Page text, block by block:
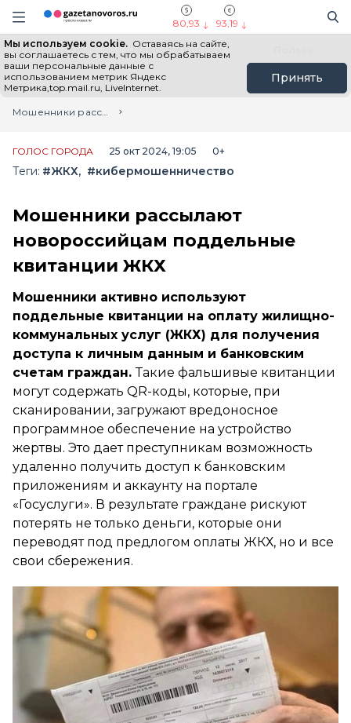
Информационный портал "ГазетаНоворос.ру"
Навигация сайта
80,93 93,19
Мы используем cookie. Оставаясь на сайте,
вы соглашаетесь с тем, что мы обрабатываем
ваши персональные данные с
использованием метрик Яндекс
Метрика,top.mail.ru, LiveInternet.
Принять
Все новости Новости России
Главная
Лента новостей
Мошенники рассылают новороссийцам поддельные квитанции ЖКХ
ГОЛОС ГОРОДА 25 окт 2024, 19:05 0+
Теги: #ЖКХ #кибермошенничество
Мошенники рассылают
новороссийцам поддельные
квитанции ЖКХ
Мошенники активно используют
поддельные квитанции на оплату жилищно-
коммунальных услуг (ЖКХ) для получения
доступа к личным данным и банковским
счетам граждан.Такие фальшивые квитанции
могут содержать QR-коды, которые, при
сканировании, загружают вредоносное
программное обеспечение на устройство
жертвы. Это дает преступникам возможность
удаленно получить доступ к банковским
приложениям и аккаунту на портале
«Госуслуги». В результате граждане рискуют
потерять не только деньги, которые они
переводят под предлогом оплаты ЖКХ, но и все
свои сбережения.